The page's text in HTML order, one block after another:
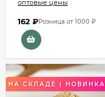
оптовые цены
162 ₽Розница от 1000 ₽
НА СКЛАДЕ | НОВИНКА